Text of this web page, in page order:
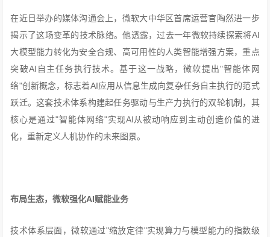
在近日举办的媒体沟通会上，微软大中华区首席运营官陶然进一步
揭示了这场变革的技术脉络。他透露，过去一年微软持续探索将AI
大模型能力转化为安全合规、高可用性的人类智能增强方案，重点
突破AI自主任务执行技术。基于这一战略，微软提出"智能体网
络"创新概念，标志着AI应用从信息生成向复杂任务自主执行的范式
跃迁。这套技术体系构建起任务驱动与生产力执行的双轮机制，其
核心是通过"智能体网络"实现AI从被动响应到主动创造价值的进
化，重新定义人机协作的未来图景。
布局生态，微软强化AI赋能业务
技术体系层面，微软通过"缩放定律"实现算力与模型能力的指数级